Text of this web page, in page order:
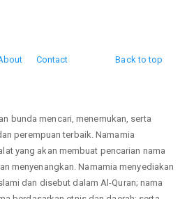
Back to top
Contact
bunda mencari, menemukan, serta
perempuan terbaik. Namamia
yang akan membuat pencarian nama
menyenangkan. Namamia menyediakan
dan disebut dalam Al-Quran; nama